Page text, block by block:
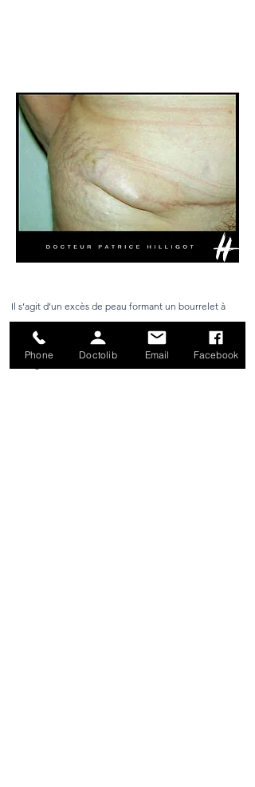
Il s’agit d’un excès de peau formant un bourrelet à
l’une ou aux deux extrémités de la cicatrice. Il suffit de
les enlever mais toujours en augmentant légèrement
Phone Doctolib Email Facebook